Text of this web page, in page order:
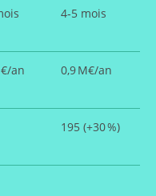
4‑5 mois
an 0,9 M€/an
195 (+30 %)